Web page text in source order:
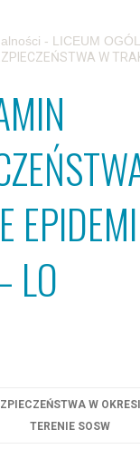
- LICEUM
W
LO
W
TERENIE SOSW